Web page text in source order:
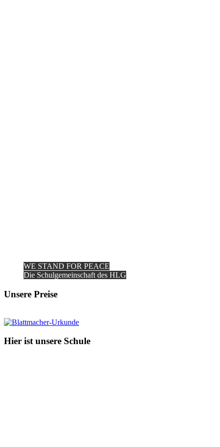
WE STAND FOR PEACE
Die Schulgemeinschaft des HLG
Unsere Preise
Hier ist unsere Schule